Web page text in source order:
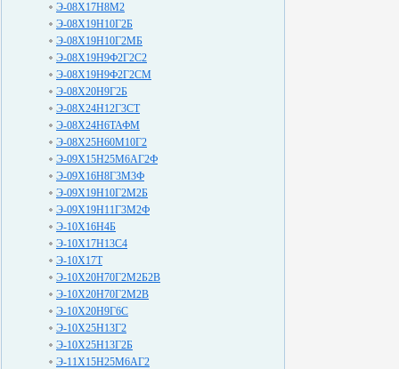
Э-08Х17Н8М2
Э-08Х19Н10Г2Б
Э-08Х19Н10Г2МБ
Э-08Х19Н9Ф2Г2С2
Э-08Х19Н9Ф2Г2СМ
Э-08Х20Н9Г2Б
Э-08Х24Н12Г3СТ
Э-08Х24Н6ТАФМ
Э-08Х25Н60М10Г2
Э-09Х15Н25М6АГ2Ф
Э-09Х16Н8Г3М3Ф
Э-09Х19Н10Г2М2Б
Э-09Х19Н11Г3М2Ф
Э-10Х16Н4Б
Э-10Х17Н13С4
Э-10Х17Т
Э-10Х20Н70Г2М2Б2В
Э-10Х20Н70Г2М2В
Э-10Х20Н9Г6С
Э-10Х25Н13Г2
Э-10Х25Н13Г2Б
Э-11Х15Н25М6АГ2